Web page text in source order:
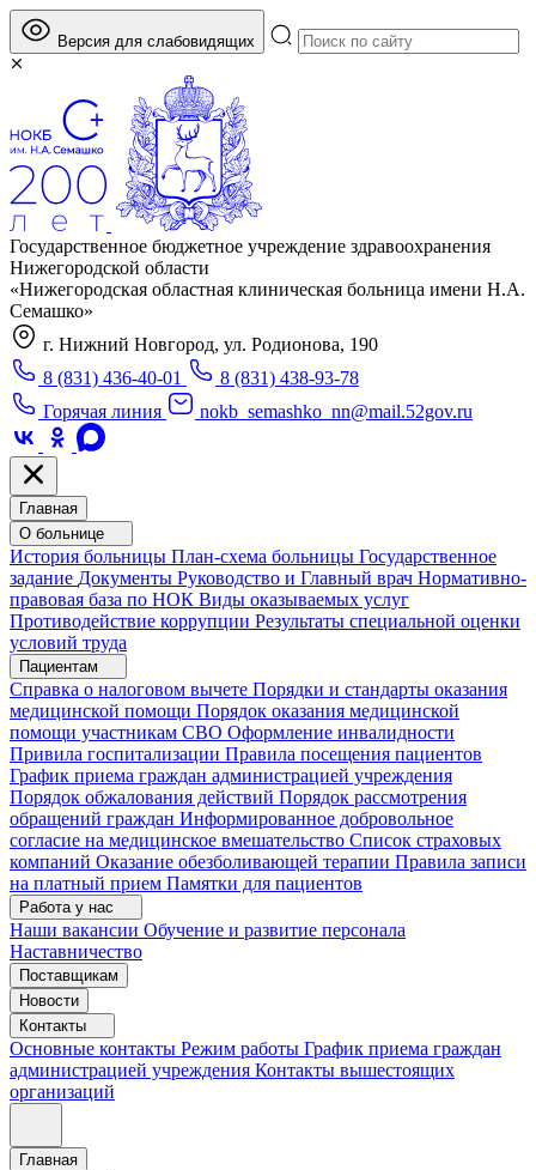
Версия для слабовидящих
Государственное бюджетное учреждение здравоохранения
Нижегородской области
«Нижегородская областная клиническая больница имени Н.А.
Семашко»
г. Нижний Новгород, ул. Родионова, 190
8 (831) 436-40-01
8 (831) 438-93-78
Горячая линия
nokb_semashko_nn@mail.52gov.ru
Главная
О больнице
История больницы План-схема больницы Государственное
задание Документы Руководство и Главный врач Нормативно-
правовая база по НОК Виды оказываемых услуг
Противодействие коррупции Результаты специальной оценки
условий труда
Пациентам
Справка о налоговом вычете Порядки и стандарты оказания
медицинской помощи Порядок оказания медицинской
помощи участникам СВО Оформление инвалидности
Привила госпитализации Правила посещения пациентов
График приема граждан администрацией учреждения
Порядок обжалования действий Порядок рассмотрения
обращений граждан Информированное добровольное
согласие на медицинское вмешательство Список страховых
компаний Оказание обезболивающей терапии Правила записи
на платный прием Памятки для пациентов
Работа у нас
Наши вакансии Обучение и развитие персонала
Наставничество
Поставщикам
Новости
Контакты
Основные контакты Режим работы График приема граждан
администрацией учреждения Контакты вышестоящих
организаций
Главная